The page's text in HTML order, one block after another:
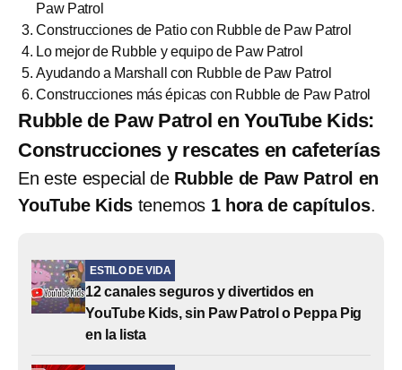
Paw Patrol
Construcciones de Patio con Rubble de Paw Patrol
Lo mejor de Rubble y equipo de Paw Patrol
Ayudando a Marshall con Rubble de Paw Patrol
Construcciones más épicas con Rubble de Paw Patrol
Rubble de Paw Patrol en YouTube Kids:
Construcciones y rescates en cafeterías
En este especial de Rubble de Paw Patrol en
YouTube Kids tenemos 1 hora de capítulos.
ESTILO DE VIDA
12 canales seguros y divertidos en
YouTube Kids, sin Paw Patrol o Peppa Pig
en la lista